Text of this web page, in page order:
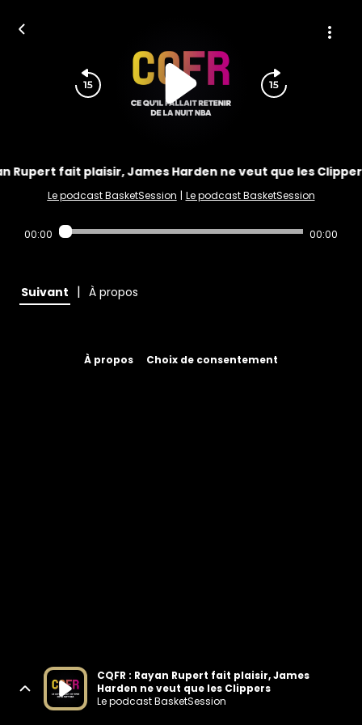
Rupert fait plaisir, James Harden ne veut que les
Le podcast BasketSession | Le podcast BasketSession
00:00 00:00
Suivant | À propos
À propos Choix de consentement
CQFR : Rayan Rupert fait plaisir, James
Harden ne veut que les Clippers
Le podcast BasketSession